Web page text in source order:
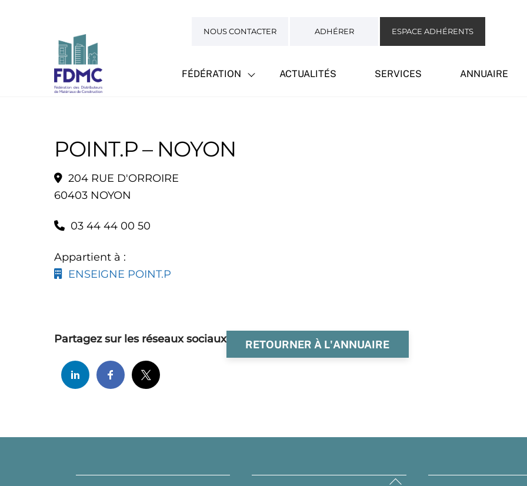
NOUS CONTACTER ADHÉRER ESPACE ADHÉRENTS
FÉDÉRATION ACTUALITÉS SERVICES ANNUAIRE
POINT.P – NOYON
204 RUE D'ORROIRE
60403 NOYON
03 44 44 00 50
Appartient à :
ENSEIGNE POINT.P
RETOURNER À L'ANNUAIRE
Partagez sur les réseaux sociaux
Back